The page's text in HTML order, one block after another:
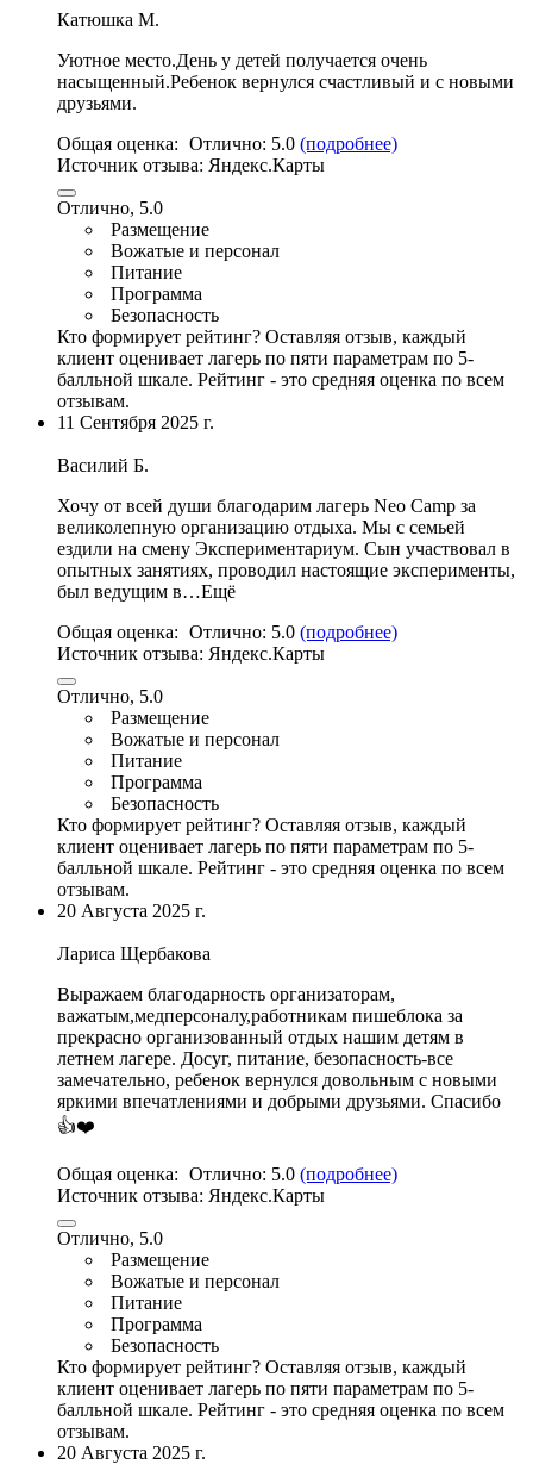
Катюшка М.
Уютное место.День у детей получается очень
насыщенный.Ребенок вернулся счастливый и с новыми
друзьями.
Общая оценка: Отлично: 5.0 (подробнее)
Источник отзыва: Яндекс.Карты
Отлично, 5.0
Размещение
Вожатые и персонал
Питание
Программа
Безопасность
Кто формирует рейтинг? Оставляя отзыв, каждый
клиент оценивает лагерь по пяти параметрам по 5-
балльной шкале. Рейтинг - это средняя оценка по всем
отзывам.
11 Сентября 2025 г.
Василий Б.
Хочу от всей души благодарим лагерь Neo Camp за
великолепную организацию отдыха. Мы с семьей
ездили на смену Экспериментариум. Сын участвовал в
опытных занятиях, проводил настоящие эксперименты,
был ведущим в…Ещё
Общая оценка: Отлично: 5.0 (подробнее)
Источник отзыва: Яндекс.Карты
Отлично, 5.0
Размещение
Вожатые и персонал
Питание
Программа
Безопасность
Кто формирует рейтинг? Оставляя отзыв, каждый
клиент оценивает лагерь по пяти параметрам по 5-
балльной шкале. Рейтинг - это средняя оценка по всем
отзывам.
20 Августа 2025 г.
Лариса Щербакова
Выражаем благодарность организаторам,
важатым,медперсоналу,работникам пишеблока за
прекрасно организованный отдых нашим детям в
летнем лагере. Досуг, питание, безопасность-все
замечательно, ребенок вернулся довольным с новыми
яркими впечатлениями и добрыми друзьями. Спасибо
👍❤️
Общая оценка: Отлично: 5.0 (подробнее)
Источник отзыва: Яндекс.Карты
Отлично, 5.0
Размещение
Вожатые и персонал
Питание
Программа
Безопасность
Кто формирует рейтинг? Оставляя отзыв, каждый
клиент оценивает лагерь по пяти параметрам по 5-
балльной шкале. Рейтинг - это средняя оценка по всем
отзывам.
20 Августа 2025 г.